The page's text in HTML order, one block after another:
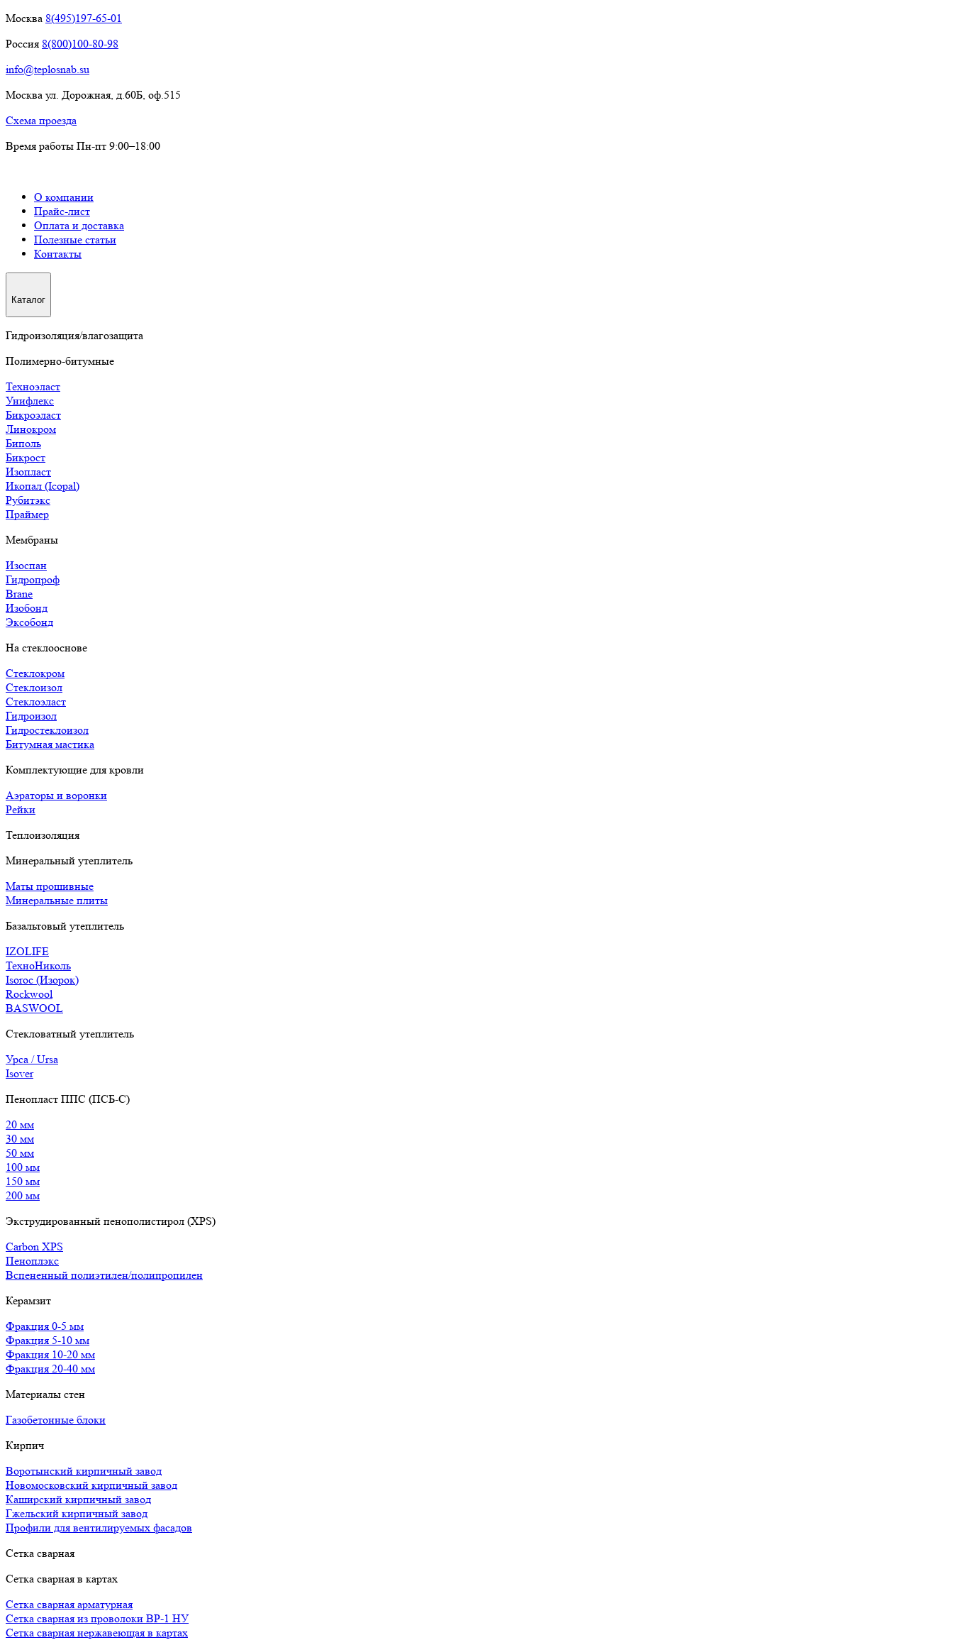
Москва 8(495)197-65-01
Россия 8(800)100-80-98
info@teplosnab.su
Москва ул. Дорожная, д.60Б, оф.515
Схема проезда
Время работы Пн-пт 9:00–18:00
О компании
Прайс-лист
Оплата и доставка
Полезные статьи
Контакты
Каталог
Гидроизоляция/влагозащита
Полимерно-битумные
Техноэласт
Унифлекс
Бикроэласт
Линокром
Биполь
Бикрост
Изопласт
Икопал (Icopal)
Рубитэкс
Праймер
Мембраны
Изоспан
Гидропроф
Brane
Изобонд
Эксобонд
На стеклооснове
Стеклокром
Стеклоизол
Стеклоэласт
Гидроизол
Гидростеклоизол
Битумная мастика
Комплектующие для кровли
Аэраторы и воронки
Рейки
Теплоизоляция
Минеральный утеплитель
Маты прошивные
Минеральные плиты
Базальтовый утеплитель
IZOLIFE
ТехноНиколь
Isoroc (Изорок)
Rockwool
BASWOOL
Стекловатный утеплитель
Урса / Ursa
Isover
Пенопласт ППС (ПСБ-С)
20 мм
30 мм
50 мм
100 мм
150 мм
200 мм
Экструдированный пенополистирол (XPS)
Carbon XPS
Пеноплэкс
Вспененный полиэтилен/полипропилен
Керамзит
Фракция 0-5 мм
Фракция 5-10 мм
Фракция 10-20 мм
Фракция 20-40 мм
Материалы стен
Газобетонные блоки
Кирпич
Воротынский кирпичный завод
Новомосковский кирпичный завод
Каширский кирпичный завод
Гжельский кирпичный завод
Профили для вентилируемых фасадов
Сетка сварная
Сетка сварная в картах
Сетка сварная арматурная
Сетка сварная из проволоки ВР-1 НУ
Сетка сварная нержавеющая в картах